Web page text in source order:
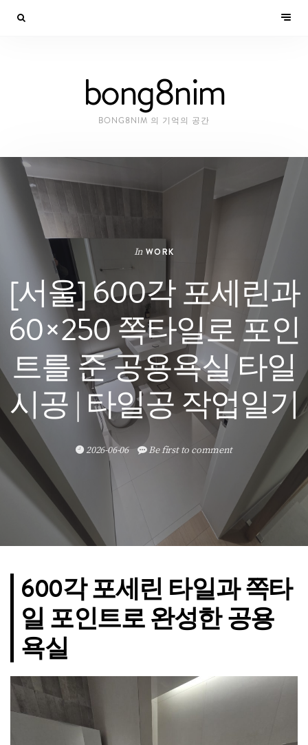
bong8nim
BONG8NIM 의 기억의 공간
In WORK
[서울] 600각 포세린과
60×250 쪽타일로 포인
트를 준 공용욕실 타일
시공 | 타일공 작업일기
2026-06-06 Be first to comment
600각 포세린 타일과 쪽타
일 포인트로 완성한 공용
욕실